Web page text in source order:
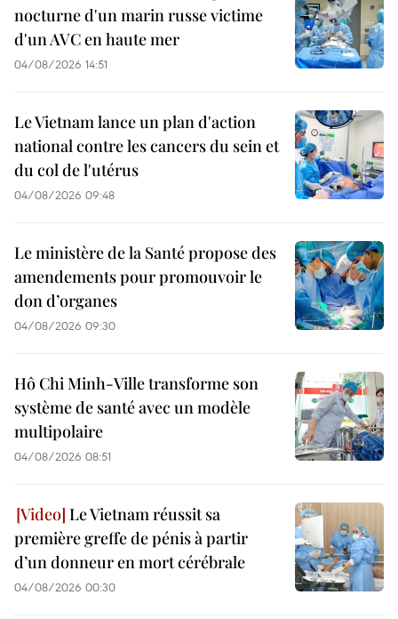
nocturne d'un marin russe victime
d'un AVC en haute mer
04/08/2026 14:51
Le Vietnam lance un plan d'action
national contre les cancers du sein et
du col de l'utérus
04/08/2026 09:48
Le ministère de la Santé propose des
amendements pour promouvoir le
don d’organes
04/08/2026 09:30
Hô Chi Minh-Ville transforme son
système de santé avec un modèle
multipolaire
04/08/2026 08:51
Le Vietnam réussit sa
première greffe de pénis à partir
d’un donneur en mort cérébrale
04/08/2026 00:30